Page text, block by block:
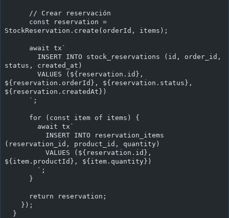
      // Crear reservación
StockReservation.create(orderId, items);
      await tx`
status, created_at)
${reservation.orderId}, ${reservation.status},
${reservation.createdAt})
      `;
      for (const item of items) {
        await tx`
(reservation_id, product_id, quantity)
${item.productId}, ${item.quantity})
        `;
      }
      return reservation;
    });
  }